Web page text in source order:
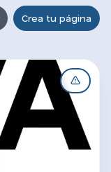
Crea tu página